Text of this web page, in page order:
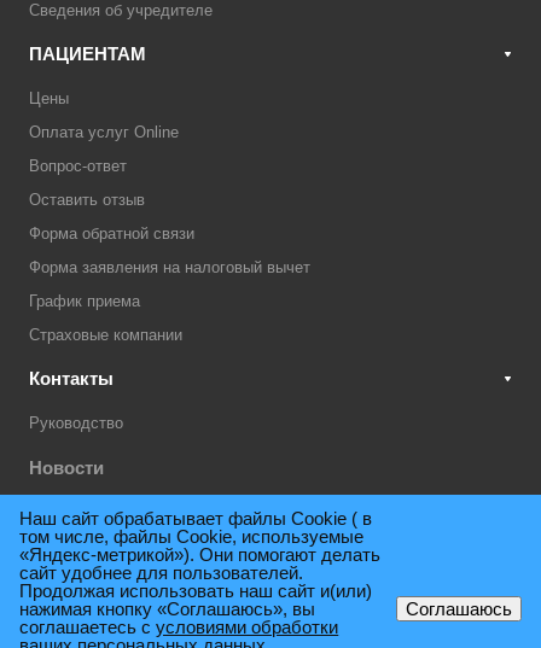
Сведения об учредителе
ПАЦИЕНТАМ
Цены
Оплата услуг Online
Вопрос-ответ
Оставить отзыв
Форма обратной связи
Форма заявления на налоговый вычет
График приема
Страховые компании
Контакты
Руководство
Новости
Техническая поддержка
© 2009 - 2026. Поликлиника консультативно-диагностическая им.
Наш сайт обрабатывает файлы Cookie ( в
том числе, файлы Cookie, используемые
«Яндекс-метрикой»). Они помогают делать
сайт удобнее для пользователей.
Продолжая использовать наш сайт и(или)
нажимая кнопку «Соглашаюсь», вы
соглашаетесь сусловиями обработки
Соглашаюсь